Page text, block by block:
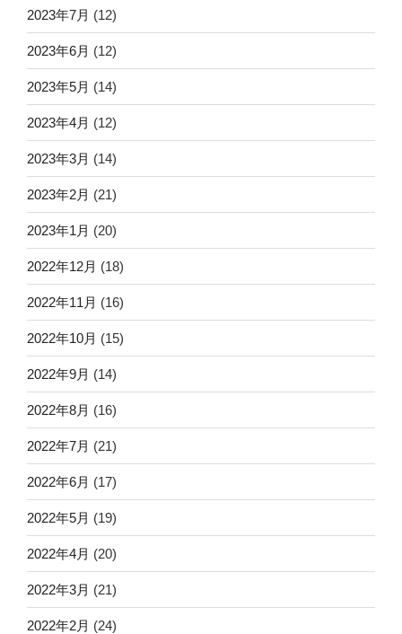
2023年7月 (12)
2023年6月 (12)
2023年5月 (14)
2023年4月 (12)
2023年3月 (14)
2023年2月 (21)
2023年1月 (20)
2022年12月 (18)
2022年11月 (16)
2022年10月 (15)
2022年9月 (14)
2022年8月 (16)
2022年7月 (21)
2022年6月 (17)
2022年5月 (19)
2022年4月 (20)
2022年3月 (21)
2022年2月 (24)